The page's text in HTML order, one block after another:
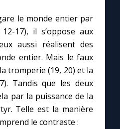
le monde entier par
17), il s’oppose aux
aussi réalisent des
entier. Mais le faux
tromperie (19, 20) et la
Tandis que les deux
par la puissance de la
Telle est la manière
le contraste :